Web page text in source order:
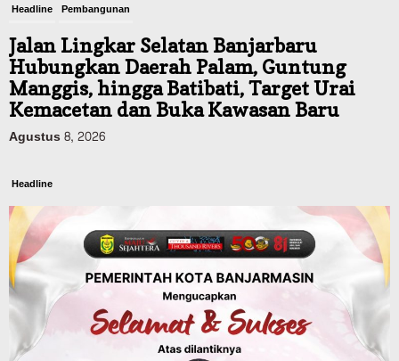
Headline Pembangunan
Jalan Lingkar Selatan Banjarbaru
Hubungkan Daerah Palam, Guntung
Manggis, hingga Batibati, Target Urai
Kemacetan dan Buka Kawasan Baru
Agustus 8, 2026
Headline
Panaskan Kembali Arena Panjat Tebing,
FPTI Banjarmasin Siapkan Sirkuit se-
Kalsel
Agustus 8, 2026
Sosial & Keagamaan